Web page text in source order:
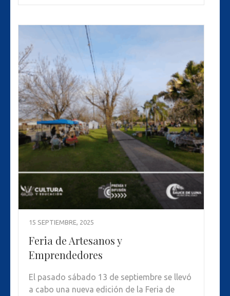
15 SEPTIEMBRE, 2025
Feria de Artesanos y
Emprendedores
El pasado sábado 13 de septiembre se llevó
a cabo una nueva edición de la Feria de